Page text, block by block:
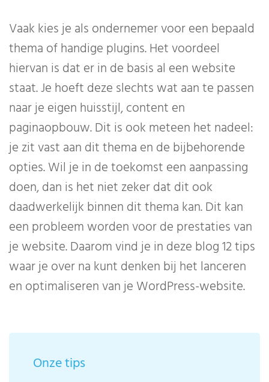
Vaak kies je als ondernemer voor een bepaald
thema of handige plugins. Het voordeel
hiervan is dat er in de basis al een website
staat. Je hoeft deze slechts wat aan te passen
naar je eigen huisstijl, content en
paginaopbouw. Dit is ook meteen het nadeel:
je zit vast aan dit thema en de bijbehorende
opties. Wil je in de toekomst een aanpassing
doen, dan is het niet zeker dat dit ook
daadwerkelijk binnen dit thema kan. Dit kan
een probleem worden voor de prestaties van
je website. Daarom vind je in deze blog 12 tips
waar je over na kunt denken bij het lanceren
en optimaliseren van je WordPress-website.
Onze tips